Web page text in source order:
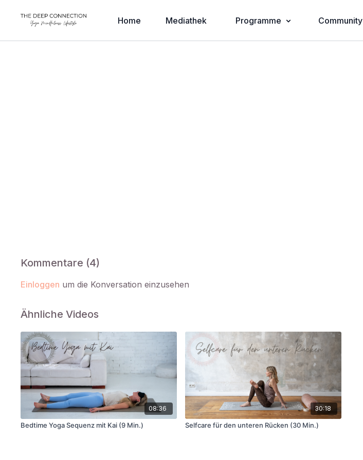
Home Mediathek Programme Community
Kommentare (4)
Einloggen um die Konversation einzusehen
Ähnliche Videos
08:36
Bedtime Yoga Sequenz mit Kai (9 Min.)
30:18
Selfcare für den unteren Rücken (30 Min.)